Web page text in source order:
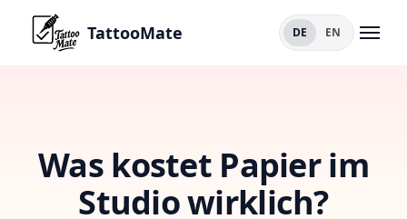
TattooMate DE EN
TattooMate
Funktionen
Was kostet Papier im
Studio wirklich?